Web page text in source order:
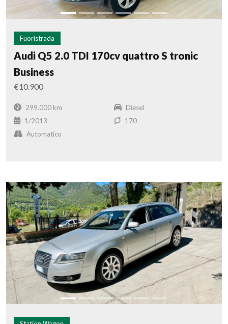
Fuoristrada
Audi Q5 2.0 TDI 170cv quattro S tronic
Business
€10.900
299.000 km
Diesel
1/2013
170
Automatico